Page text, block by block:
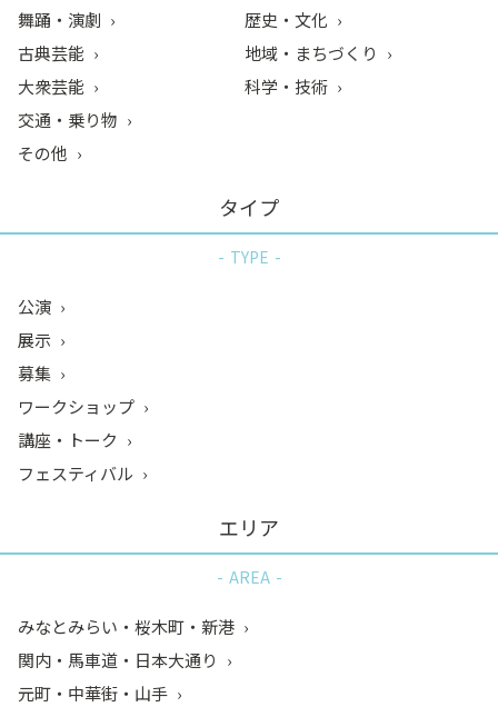
舞踊・演劇
古典芸能
大衆芸能
歴史・文化
地域・まちづくり
科学・技術
交通・乗り物
その他
タイプ
TYPE
公演
展示
募集
ワークショップ
講座・トーク
フェスティバル
エリア
AREA
みなとみらい・桜木町・新港
関内・馬車道・日本大通り
元町・中華街・山手